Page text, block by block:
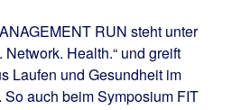
RUN steht unter
Network. Health.“ und greift
Laufen und Gesundheit im
So auch beim Symposium FIT